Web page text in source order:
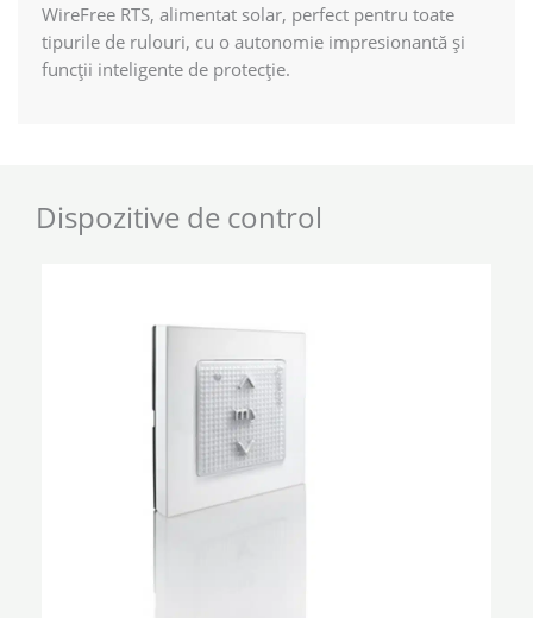
WireFree RTS, alimentat solar, perfect pentru toate
tipurile de rulouri, cu o autonomie impresionantă și
funcții inteligente de protecție.
Dispozitive de control